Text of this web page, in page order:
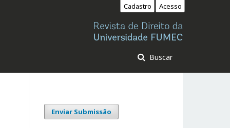
Buscar
Cadastro Acesso
Enviar Submissão